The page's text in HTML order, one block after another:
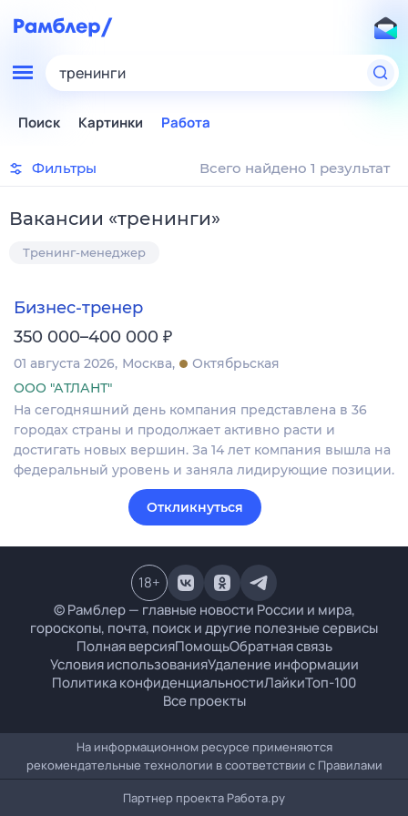
тренинги
Поиск Картинки Работа
Фильтры Всего найдено 1 результат
Вакансии «тренинги»
Тренинг-менеджер
Бизнес-тренер
350 000–400 000 ₽
01 августа 2026 Москва
Октябрьская
ООО "АТЛАНТ"
На сегодняшний день компания представлена в 36
городах страны и продолжает активно расти и
достигать новых вершин. За 14 лет компания вышла на
федеральный уровень и заняла лидирующие позиции.
Откликнуться
© Рамблер — главные новости России и мира,
гороскопы, почта, поиск и другие полезные сервисы
Полная версияПомощьОбратная связь
Условия использованияУдаление информации
Политика конфиденциальностиЛайкиТоп-100
Все проекты
18+
На информационном ресурсе применяются
рекомендательные технологии в соответствии с Правилами
Партнер проекта Работа.ру